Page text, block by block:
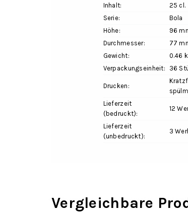
Inhalt:
25 cl.
Serie:
Bola
Höhe:
96
Durchmesser:
77
Gewicht:
0.46
Verpackungseinheit:
36
Drucken:
Lieferzeit
(bedruckt):
12
Lieferzeit
(unbedruckt):
3
Vergleichbare